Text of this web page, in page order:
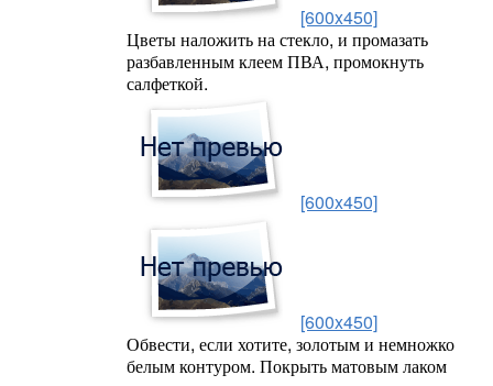
[600x450]
Цветы наложить на стекло, и промазать
разбавленным клеем ПВА, промокнуть
салфеткой.
[600x450]
[600x450]
Обвести, если хотите, золотым и немножко
белым контуром. Покрыть матовым лаком